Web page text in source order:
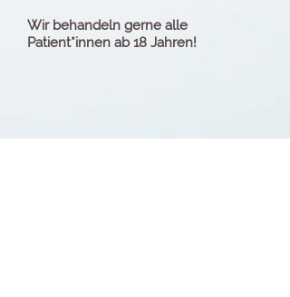
Wirbehandeln gerne alle
Patient*innen ab 18 Jahren!